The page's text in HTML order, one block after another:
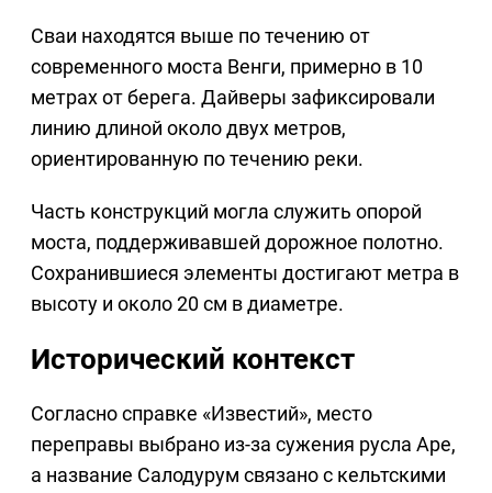
Сваи находятся выше по течению от
современного моста Венги, примерно в 10
метрах от берега. Дайверы зафиксировали
линию длиной около двух метров,
ориентированную по течению реки.
Часть конструкций могла служить опорой
моста, поддерживавшей дорожное полотно.
Сохранившиеся элементы достигают метра в
высоту и около 20 см в диаметре.
Исторический контекст
Согласно справке «Известий», место
переправы выбрано из-за сужения русла Аре,
а название Салодурум связано с кельтскими